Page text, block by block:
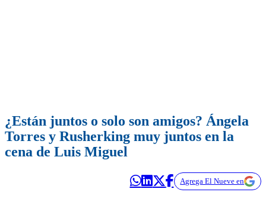
¿Están juntos o solo son amigos? Ángela
Torres y Rusherking muy juntos en la
cena de Luis Miguel
Agrega El Nueve en